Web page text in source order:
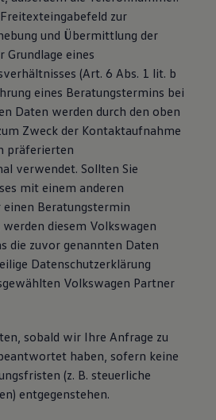
zur
und Übermittlung der
eines
(Art. 6 Abs. 1 lit. b
eines Beratungstermins bei
Daten werden durch den oben
Zweck der Kontaktaufnahme
präferierten
verwendet. Sollten Sie
mit einem anderen
Beratungstermin
diesem Volkswagen
die zuvor genannten Daten
Datenschutzerklärung
Volkswagen Partner
sobald wir Ihre Anfrage zu
haben, sofern keine
(z. B. steuerliche
entgegenstehen.